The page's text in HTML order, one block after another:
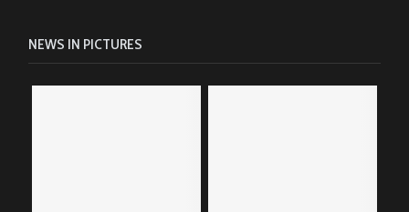
NEWS IN PICTURES